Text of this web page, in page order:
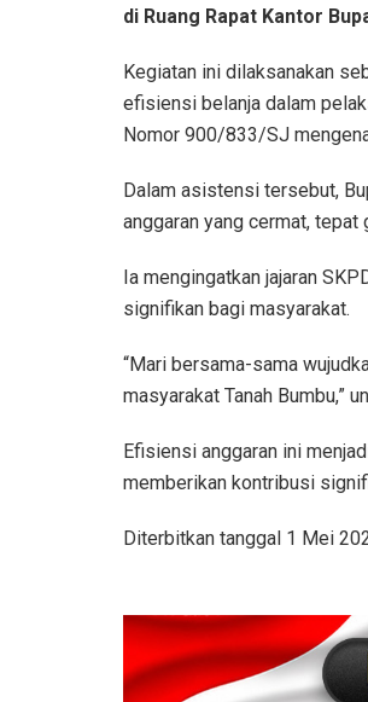
di Ruang Rapat Kantor
Kegiatan ini dilaksanakan
efisiensi belanja dalam
Nomor 900/833/SJ
Dalam asistensi tersebut,
anggaran yang cermat, tepat
Ia mengingatkan jajaran
signifikan bagi masyarakat.
“Mari bersama-sama
masyarakat Tanah Bumbu,”
Efisiensi anggaran ini
memberikan kontribusi
Diterbitkan tanggal 1 Mei